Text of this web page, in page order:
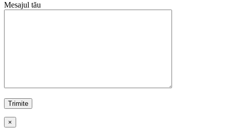
Mesajul tău
×